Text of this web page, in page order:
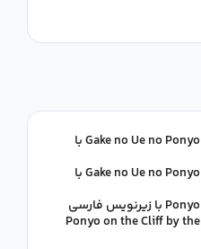
دانلود و تماشای آنلاین انیمه Gake no Ue no Ponyo با
دانلود و تماشای آنلاین انیمه Gake no Ue no Ponyo با
دانلود و تماشای آنلاین انیمه Ponyo on the Cliff by the